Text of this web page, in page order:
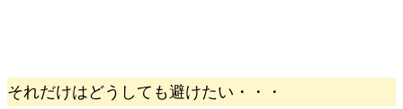
それだけはどうしても避けたい・・・